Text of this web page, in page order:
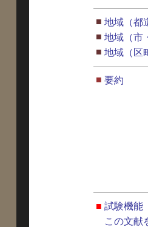
■ 地域（都
■ 地域（市
■ 地域（区
■ 要約
■ 試験機能
この文献